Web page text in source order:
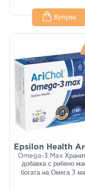
Купува
Epsilon Health
Omega-3 Max
добавка с рибено
богата на Омега 3 ма